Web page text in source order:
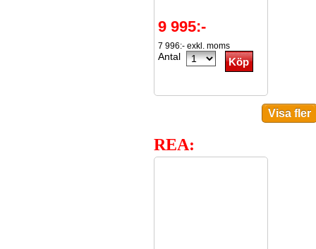
9 995:-
7 996:- exkl. moms
Antal
REA: